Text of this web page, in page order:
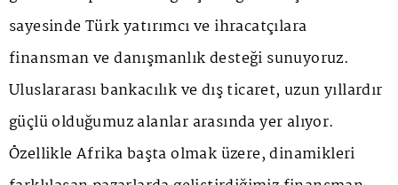
sayesinde Türk yatırımcı ve ihracatçılara
finansman ve danışmanlık desteği sunuyoruz.
Uluslararası bankacılık ve dış ticaret, uzun yıllardır
güçlü olduğumuz alanlar arasında yer alıyor.
Özellikle Afrika başta olmak üzere, dinamikleri